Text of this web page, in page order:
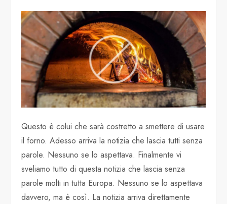
Questo è colui che sarà costretto a smettere di usare
il forno. Adesso arriva la notizia che lascia tutti senza
parole. Nessuno se lo aspettava. Finalmente vi
sveliamo tutto di questa notizia che lascia senza
parole molti in tutta Europa. Nessuno se lo aspettava
davvero, ma è così. La notizia arriva direttamente